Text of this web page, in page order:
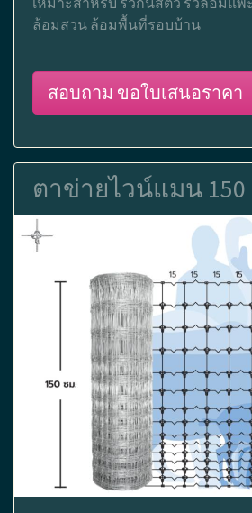
ล้อมสวน ล้อมพื้นที่รอบบ้าน
สอบถาม ขอใบเสนอราคา
ตาข่ายไวน์แมน 150